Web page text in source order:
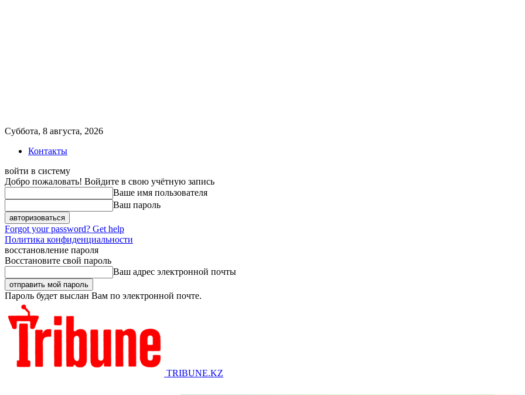
Суббота, 8 августа, 2026
Контакты
войти в систему
Добро пожаловать! Войдите в свою учётную запись
Ваше имя пользователя
Ваш пароль
Forgot your password? Get help
Политика конфиденциальности
восстановление пароля
Восстановите свой пароль
Ваш адрес электронной почты
Пароль будет выслан Вам по электронной почте.
TRIBUNE.KZ